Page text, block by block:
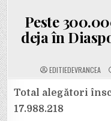
Peste
deja în
EDITIEDEVRANCEA
Total alegători
17.988.218